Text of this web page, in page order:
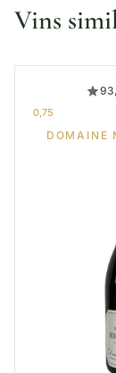
Vins
0,75
DOMAINE